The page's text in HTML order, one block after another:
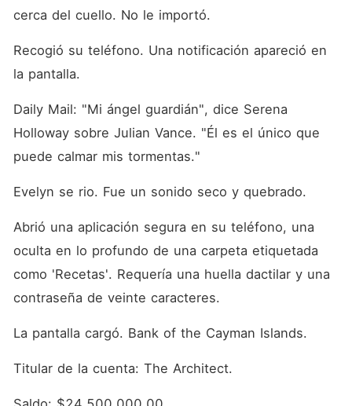
cerca del cuello. No le importó.
Recogió su teléfono. Una notificación apareció en
la pantalla.
Daily Mail: "Mi ángel guardián", dice Serena
Holloway sobre Julian Vance. "Él es el único que
puede calmar mis tormentas."
Evelyn se rio. Fue un sonido seco y quebrado.
Abrió una aplicación segura en su teléfono, una
oculta en lo profundo de una carpeta etiquetada
como 'Recetas'. Requería una huella dactilar y una
contraseña de veinte caracteres.
La pantalla cargó. Bank of the Cayman Islands.
Titular de la cuenta: The Architect.